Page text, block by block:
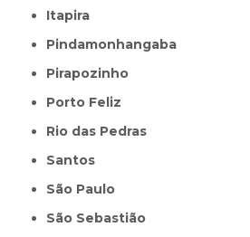
Itapira
Pindamonhangaba
Pirapozinho
Porto Feliz
Rio das Pedras
Santos
São Paulo
São Sebastião